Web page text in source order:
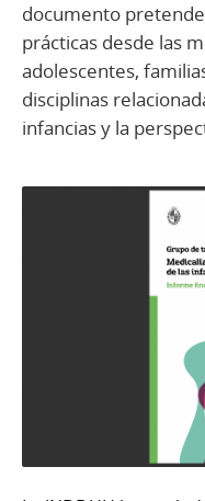
documento
prácticas desde las
adolescentes,
disciplinas
infancias y la